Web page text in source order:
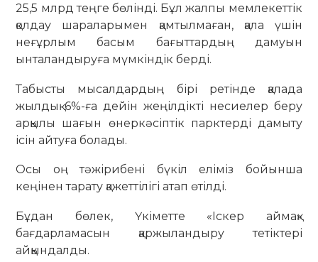
25,5 млрд теңге бөлінді. Бұл жалпы мемлекеттік
қолдау шараларымен қамтылмаған, қала үшін
неғұрлым басым бағыттардың дамуын
ынталандыруға мүмкіндік берді.
Табысты мысалдардың бірі ретінде қалада
жылдық 6%-ға дейін жеңілдікті несиелер беру
арқылы шағын өнеркәсіптік парктерді дамыту
ісін айтуға болады.
Осы оң тәжірибені бүкіл еліміз бойынша
кеңінен тарату қажеттілігі атап өтілді.
Бұдан бөлек, Үкіметте «Іскер аймақ»
бағдарламасын қаржыландыру тетіктері
айқындалды.